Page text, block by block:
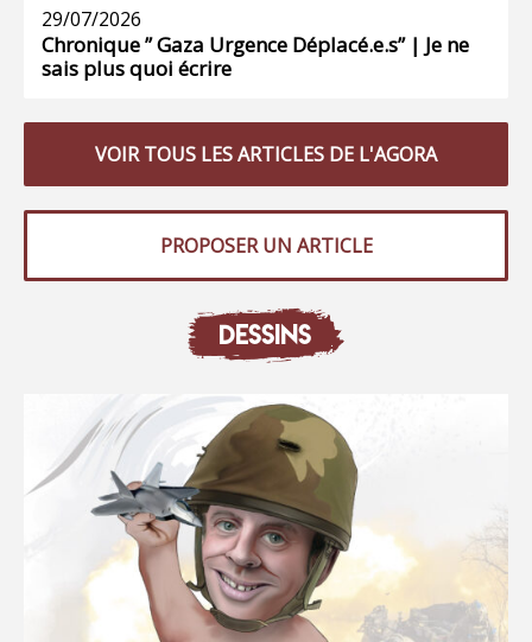
29/07/2026
Chronique ” Gaza Urgence Déplacé.e.s” | Je ne
sais plus quoi écrire
VOIR TOUS LES ARTICLES DE L'AGORA
PROPOSER UN ARTICLE
DESSINS